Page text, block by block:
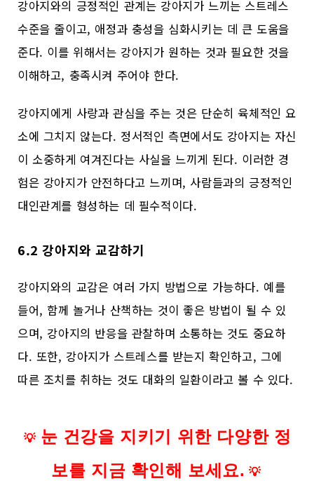
강아지와의 긍정적인 관계는 강아지가 느끼는 스트레스
수준을 줄이고, 애정과 충성을 심화시키는 데 큰 도움을
준다. 이를 위해서는 강아지가 원하는 것과 필요한 것을
이해하고, 충족시켜 주어야 한다.
강아지에게 사랑과 관심을 주는 것은 단순히 육체적인 요
소에 그치지 않는다. 정서적인 측면에서도 강아지는 자신
이 소중하게 여겨진다는 사실을 느끼게 된다. 이러한 경
험은 강아지가 안전하다고 느끼며, 사람들과의 긍정적인
대인관계를 형성하는 데 필수적이다.
6.2 강아지와 교감하기
강아지와의 교감은 여러 가지 방법으로 가능하다. 예를
들어, 함께 놀거나 산책하는 것이 좋은 방법이 될 수 있
으며, 강아지의 반응을 관찰하며 소통하는 것도 중요하
다. 또한, 강아지가 스트레스를 받는지 확인하고, 그에
따른 조치를 취하는 것도 대화의 일환이라고 볼 수 있다.
💡 눈 건강을 지키기 위한 다양한 정
보를 지금 확인해 보세요. 💡